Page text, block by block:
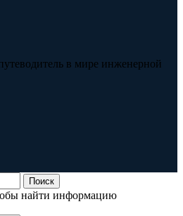
в мире инженерной
Поиск
найти информацию